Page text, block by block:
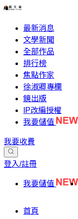
最新消息
文學新聞
全部作品
排行榜
焦點作家
徐淑卿專欄
鏡出版
IP改編授權
我要儲值
我要收費
登入/註冊
我要儲值
首頁